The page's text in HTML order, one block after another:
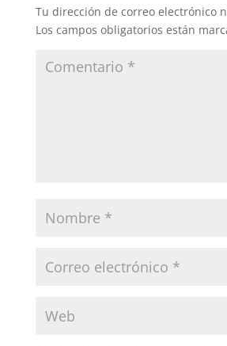
Tu dirección de correo electrónico
Los campos obligatorios están